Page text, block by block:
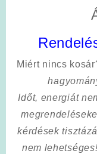
Miért nincs
Időt, energiát
kérdések
nem